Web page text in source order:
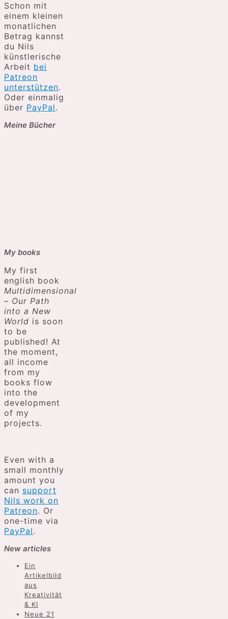
Schon mit
einem kleinen
monatlichen
Betrag kannst
du Nils
künstlerische
Arbeit bei
Patreon
unterstützen.
Oder einmalig
über PayPal.
Meine Bücher
My books
My first
english book
Multidimensional
– Our Path
into a New
World is soon
to be
published! At
the moment,
all income
from my
books flow
into the
development
of my
projects.
Even with a
small monthly
amount you
can support
Nils work on
Patreon. Or
one-time via
PayPal.
New articles
Ein
Artikelbild
aus
Kreativität
& KI
Neue 21